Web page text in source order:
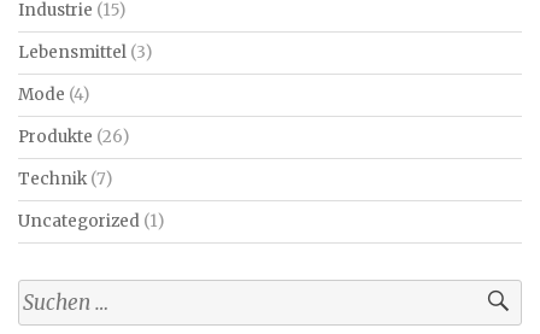
Industrie (15)
Lebensmittel (3)
Mode (4)
Produkte (26)
Technik(7)
Uncategorized (1)
Suchen
nach: